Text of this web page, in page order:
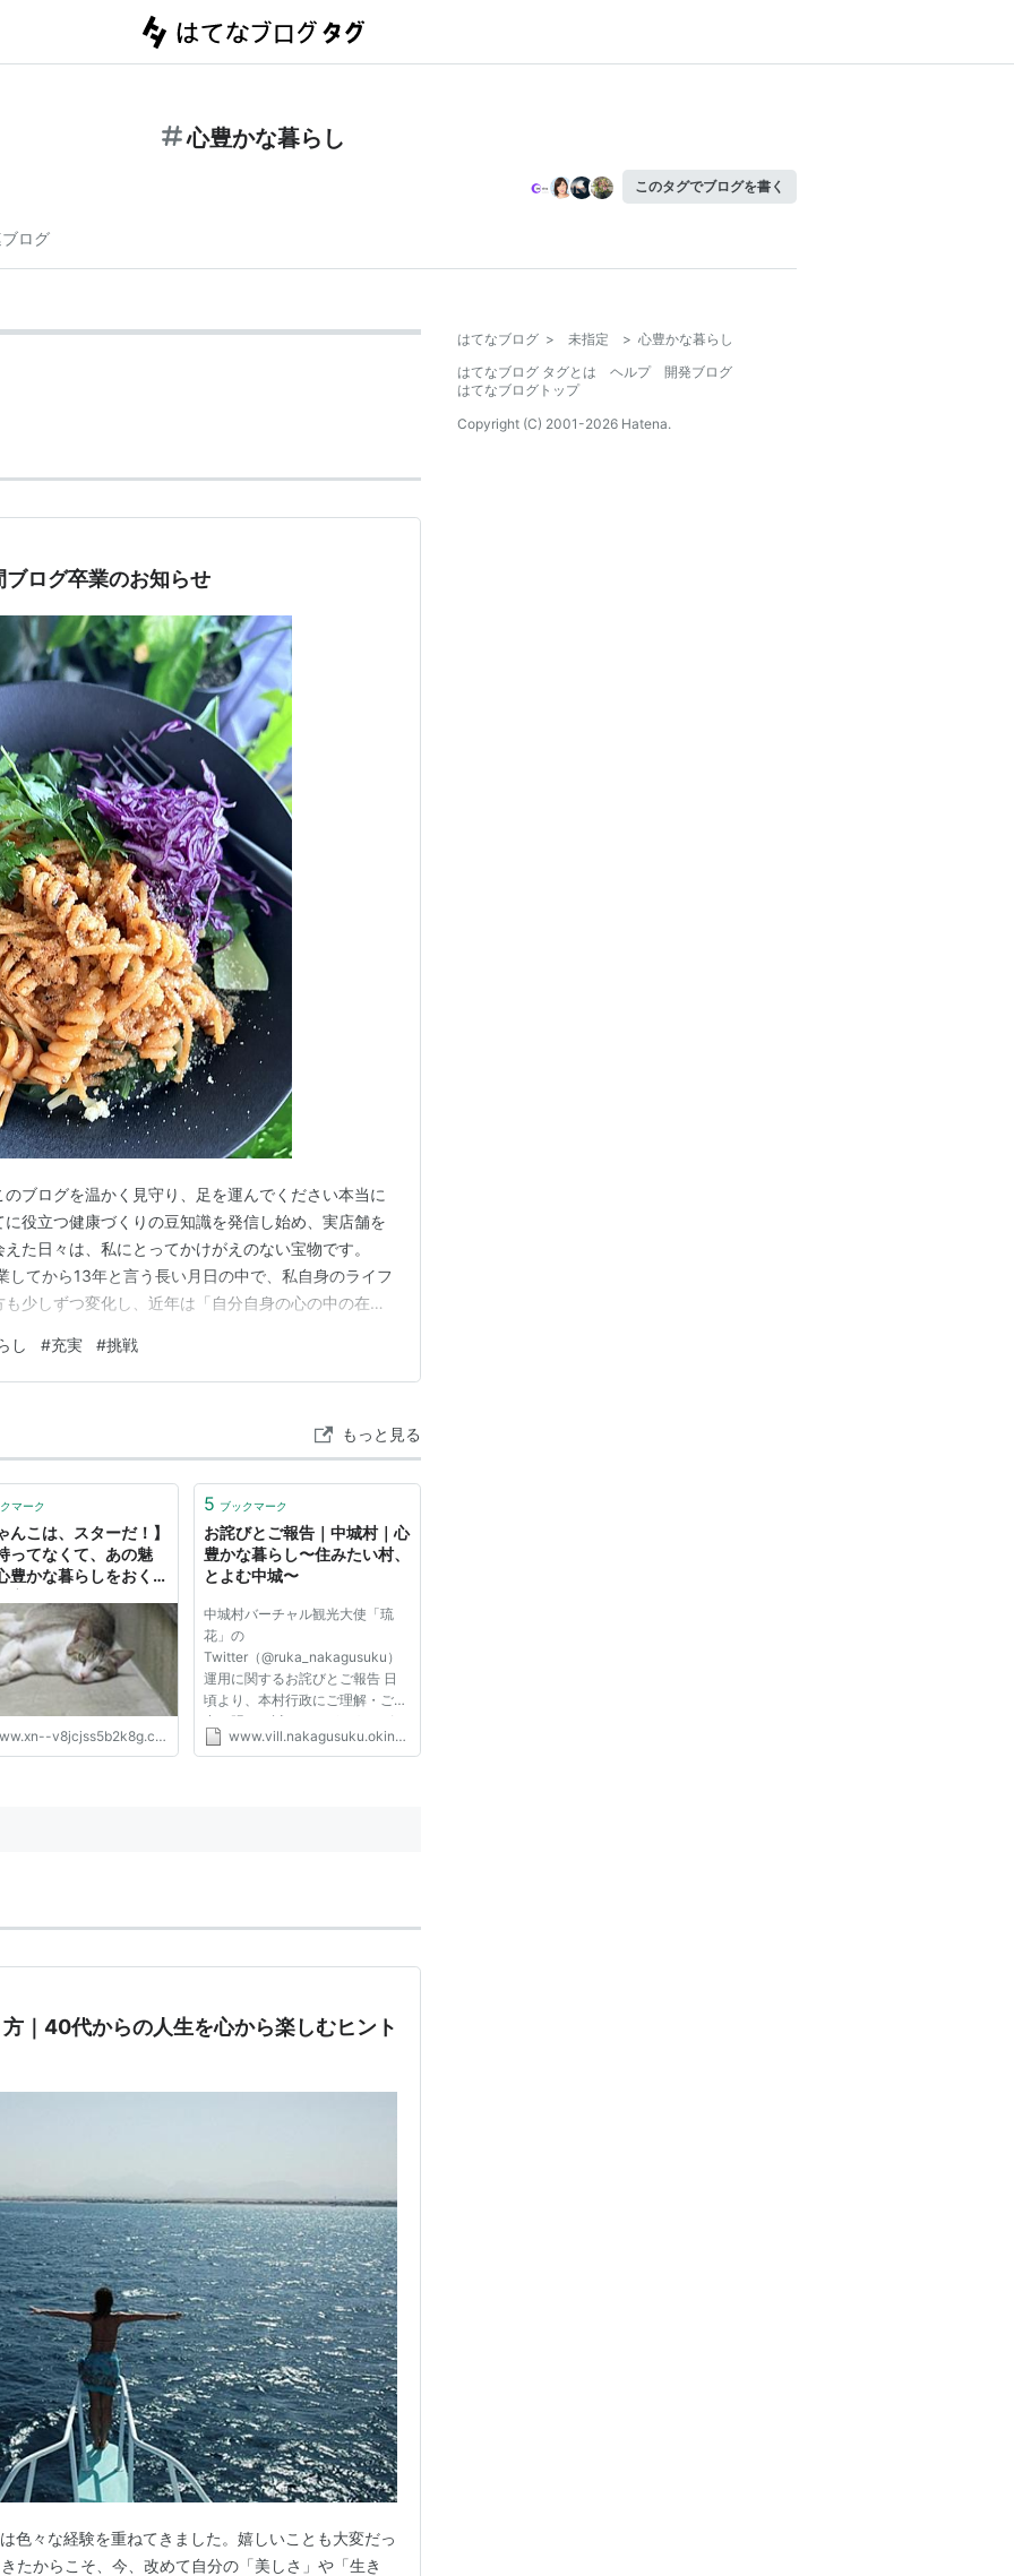
心豊かな暮らし
このタグでブログを書く
ログ
ログ卒業のお知らせ
ブログを温かく見守り、足を運んでください本当に
役立つ健康づくりの豆知識を発信し始め、実店舗を
た日々は、私にとってかけがえのない宝物です。
てから13年と言う長い月日の中で、私自身のライフ
少しずつ変化し、近年は「自分自身の心の中の在り
ナを機に、お店の形は変わりましたが、これは“流れ
な…
し #充実 #挑戦
もっと見る
マーク
んこは、スターだ！】
ってなくて、あの魅
豊かな暮らしをおくる
的だった考え方２つと
＼だすがさきぶろぐ／
v8jcjss5b2k8g.com
5 ブックマーク
お詫びとご報告｜中城村｜心
豊かな暮らし〜住みたい村、
とよむ中城〜
中城村バーチャル観光大使「琉
花」の
Twitter（@ruka_nakagusuku）
運用に関するお詫びとご報告 日
頃より、本村行政にご理解・ご協
力を賜り、誠にありがとうござい
ます。 この度、中城村バーチャ
www.vill.nakagusuku.okinawa.jp
｜40代からの人生を心から楽しむヒント
色々な経験を重ねてきました。嬉しいことも大変だっ
たからこそ、今、改めて自分の「美しさ」や「生き
はてなブログ > 未指定 > 心豊かな暮らし
はてなブログ タグとは
ヘルプ
開発ブログ
はてなブログトップ
Copyright (C) 2001-2026 Hatena.